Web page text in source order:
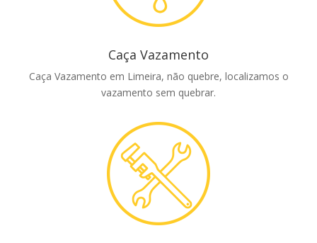
Caça Vazamento
Caça Vazamento em Limeira, não quebre, localizamos o
vazamento sem quebrar.